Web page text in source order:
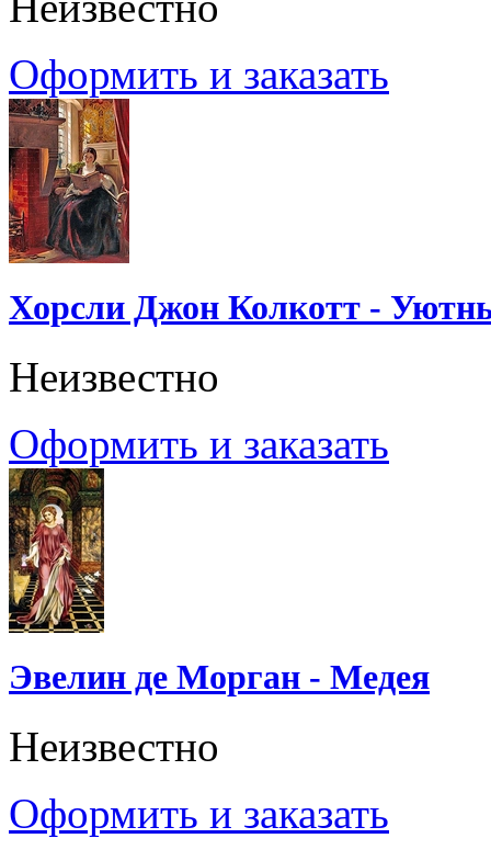
Оформить и заказать
Хорсли Джон Колкотт -
Неизвестно
Оформить и заказать
Эвелин де Морган - Медея
Неизвестно
Оформить и заказать